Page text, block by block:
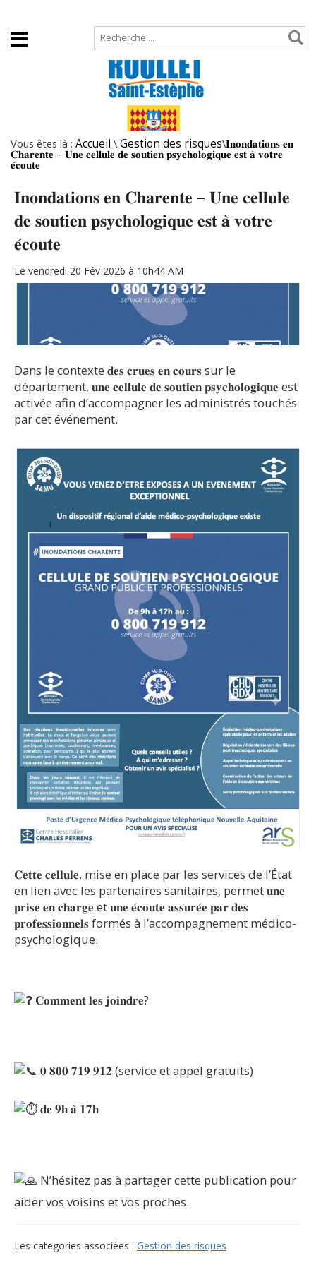
Vous êtes là : Accueil \ Gestion des risques\𝐈𝐧𝐨𝐧𝐝𝐚𝐭𝐢𝐨𝐧𝐬 𝐞𝐧
𝐂𝐡𝐚𝐫𝐞𝐧𝐭𝐞 – 𝐔𝐧𝐞 𝐜𝐞𝐥𝐥𝐮𝐥𝐞 𝐝𝐞 𝐬𝐨𝐮𝐭𝐢𝐞𝐧 𝐩𝐬𝐲𝐜𝐡𝐨𝐥𝐨𝐠𝐢𝐪𝐮𝐞 𝐞𝐬𝐭 𝐚̀ 𝐯𝐨𝐭𝐫𝐞
𝐞́𝐜𝐨𝐮𝐭𝐞
𝐈𝐧𝐨𝐧𝐝𝐚𝐭𝐢𝐨𝐧𝐬 𝐞𝐧 𝐂𝐡𝐚𝐫𝐞𝐧𝐭𝐞 – 𝐔𝐧𝐞 𝐜𝐞𝐥𝐥𝐮𝐥𝐞
𝐝𝐞 𝐬𝐨𝐮𝐭𝐢𝐞𝐧 𝐩𝐬𝐲𝐜𝐡𝐨𝐥𝐨𝐠𝐢𝐪𝐮𝐞 𝐞𝐬𝐭 𝐚̀ 𝐯𝐨𝐭𝐫𝐞
𝐞́𝐜𝐨𝐮𝐭𝐞
Le vendredi 20 Fév 2026 à 10h44 AM
Dans le contexte 𝐝𝐞𝐬 𝐜𝐫𝐮𝐞𝐬 𝐞𝐧 𝐜𝐨𝐮𝐫𝐬 sur le
département, 𝐮𝐧𝐞 𝐜𝐞𝐥𝐥𝐮𝐥𝐞 𝐝𝐞 𝐬𝐨𝐮𝐭𝐢𝐞𝐧 𝐩𝐬𝐲𝐜𝐡𝐨𝐥𝐨𝐠𝐢𝐪𝐮𝐞 est
activée afin d’accompagner les administrés touchés
par cet événement.
𝐂𝐞𝐭𝐭𝐞 𝐜𝐞𝐥𝐥𝐮𝐥𝐞, mise en place par les services de l’État
en lien avec les partenaires sanitaires, permet 𝐮𝐧𝐞
𝐩𝐫𝐢𝐬𝐞 𝐞𝐧 𝐜𝐡𝐚𝐫𝐠𝐞 et 𝐮𝐧𝐞 𝐞́𝐜𝐨𝐮𝐭𝐞 𝐚𝐬𝐬𝐮𝐫𝐞́𝐞 𝐩𝐚𝐫 𝐝𝐞𝐬
𝐩𝐫𝐨𝐟𝐞𝐬𝐬𝐢𝐨𝐧𝐧𝐞𝐥𝐬 formés à l’accompagnement médico-
psychologique.
𝐂𝐨𝐦𝐦𝐞𝐧𝐭 𝐥𝐞𝐬 𝐣𝐨𝐢𝐧𝐝𝐫𝐞?
𝟎 𝟖𝟎𝟎 𝟕𝟏𝟗 𝟗𝟏𝟐 (service et appel gratuits)
𝐝𝐞 𝟗𝐡 𝐚̀ 𝟏𝟕𝐡
N’hésitez pas à partager cette publication pour
aider vos voisins et vos proches.
Les categories associées : Gestion des risques